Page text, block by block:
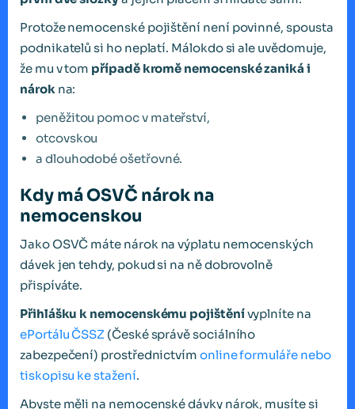
Protože nemocenské pojištění není povinné, spousta
podnikatelů si ho neplatí. Málokdo si ale uvědomuje,
že mu v tom případě kromě nemocenské zaniká i
nárokna:
peněžitou pomoc v mateřství,
otcovskou
a dlouhodobé ošetřovné.
Kdy má OSVČ nárok na
nemocenskou
Jako OSVČ máte nárok na výplatu nemocenských
dávek jen tehdy, pokud si na ně dobrovolně
přispíváte.
Přihlášku k nemocenskému pojištěnívyplníte na
ePortálu ČSSZ (České správě sociálního
zabezpečení) prostřednictvím online formuláře nebo
tiskopisu ke stažení.
Abyste měli na nemocenské dávky nárok, musíte si